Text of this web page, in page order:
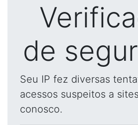
de
Seu IP fez diversas
acessos suspeitos a
conosco.